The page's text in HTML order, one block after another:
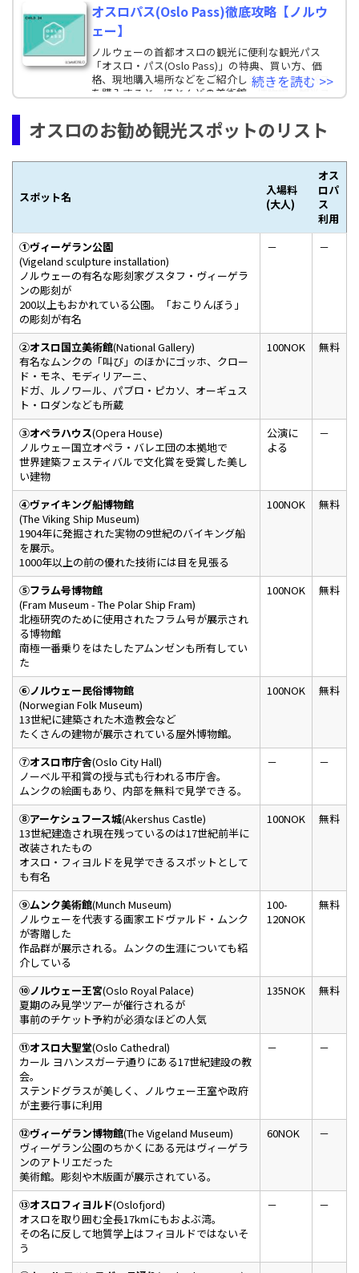
オスロパス(Oslo Pass)徹底攻略【ノルウ
ェー】
ノルウェーの首都オスロの観光に便利な観光パス
「オスロ・パス(Oslo Pass)」の特典、買い方、価
格、現地購入場所などをご紹介します。オスロパス
を購入すると、ほとんどの美術館、博物館、観光ス
続きを読む >>
オスロのお勧め観光スポットのリスト
スポット名
入場料
(大人)
オス
ロパ
ス
利用
①ヴィーゲラン公園
(Vigeland sculpture installation)
ノルウェーの有名な彫刻家グスタフ・ヴィーゲラ
ンの彫刻が
200以上もおかれている公園。「おこりんぼう」
の彫刻が有名
－ －
②オスロ国立美術館(National Gallery)
有名なムンクの「叫び」のほかにゴッホ、クロー
ド・モネ、モディリアーニ、
ドガ、ルノワール、パブロ・ピカソ、オーギュス
ト・ロダンなども所蔵
100NOK 無料
③オペラハウス(Opera House)
ノルウェー国立オペラ・バレエ団の本拠地で
世界建築フェスティバルで文化賞を受賞した美し
い建物
公演に
よる
－
④ヴァイキング船博物館
(The Viking Ship Museum)
1904年に発掘された実物の9世紀のバイキング船
を展示。
1000年以上の前の優れた技術には目を見張る
100NOK 無料
⑤フラム号博物館
(Fram Museum - The Polar Ship Fram)
北極研究のために使用されたフラム号が展示され
る博物館
南極一番乗りをはたしたアムンゼンも所有してい
た
100NOK 無料
⑥ノルウェー民俗博物館
(Norwegian Folk Museum)
13世紀に建築された木造教会など
たくさんの建物が展示されている屋外博物館。
100NOK 無料
⑦オスロ市庁舎(Oslo City Hall)
ノーベル平和賞の授与式も行われる市庁舎。
ムンクの絵画もあり、内部を無料で見学できる。
－ －
⑧アーケシュフース城(Akershus Castle)
13世紀建造され現在残っているのは17世紀前半に
改装されたもの
オスロ・フィヨルドを見学できるスポットとして
も有名
100NOK 無料
⑨ムンク美術館(Munch Museum)
ノルウェーを代表する画家エドヴァルド・ムンク
が寄贈した
作品群が展示される。ムンクの生涯についても紹
介している
100-
120NOK
無料
⑩ノルウェー王宮(Oslo Royal Palace)
夏期のみ見学ツアーが催行されるが
事前のチケット予約が必須なほどの人気
135NOK 無料
⑪オスロ大聖堂(Oslo Cathedral)
カール ヨハンスガーテ通りにある17世紀建設の教
会。
ステンドグラスが美しく、ノルウェー王室や政府
が主要行事に利用
－ －
⑫ヴィーゲラン博物館(The Vigeland Museum)
ヴィーゲラン公園のちかくにある元はヴィーゲラ
ンのアトリエだった
美術館。彫刻や木版画が展示されている。
60NOK －
⑬オスロフィヨルド(Oslofjord)
オスロを取り囲む全長17kmにもおよぶ湾。
その名に反して地質学上はフィヨルドではないそ
う
－ －